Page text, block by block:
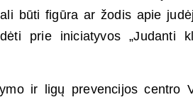
būti figūra ar žodis apie
prie iniciatyvos „Judanti
ir ligų prevencijos centro